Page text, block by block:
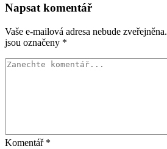
Napsat komentář
Vaše e-mailová adresa nebude zveřejněna.
jsou označeny *
Komentář *